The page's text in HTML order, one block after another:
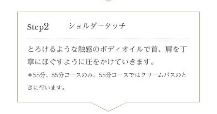
Step2 ショルダータッチ
とろけるような触感のボディオイルで首、肩を丁
寧にほぐすように圧をかけていきます。
＊55分、85分コースのみ。55分コースではクリームバスのと
きに行います。